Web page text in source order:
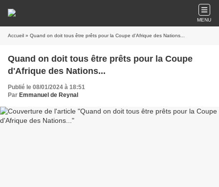
MENU
Accueil » Quand on doit tous être prêts pour la Coupe d'Afrique des Nations...
Quand on doit tous être prêts pour la Coupe
d'Afrique des Nations...
Publié le 08/01/2024 à 18:51
Par Emmanuel de Reynal